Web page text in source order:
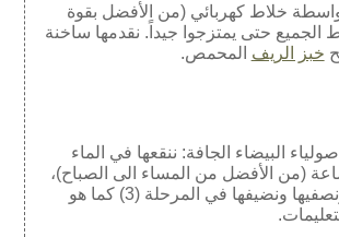
خلاط كهربائي (من الأفضل بقوة
الجميع حتى يمتزجوا جيداً. نقدمها ساخنة
خبز الريف المحمص.
البيضاء الجافة: ننقعها في الماء
لمدة 12 ساعة (من الأفضل من المساء الى الصباح)،
ثم نغسلها جيداً ونصفيها ونضيفها في المرحلة (3) كما هو